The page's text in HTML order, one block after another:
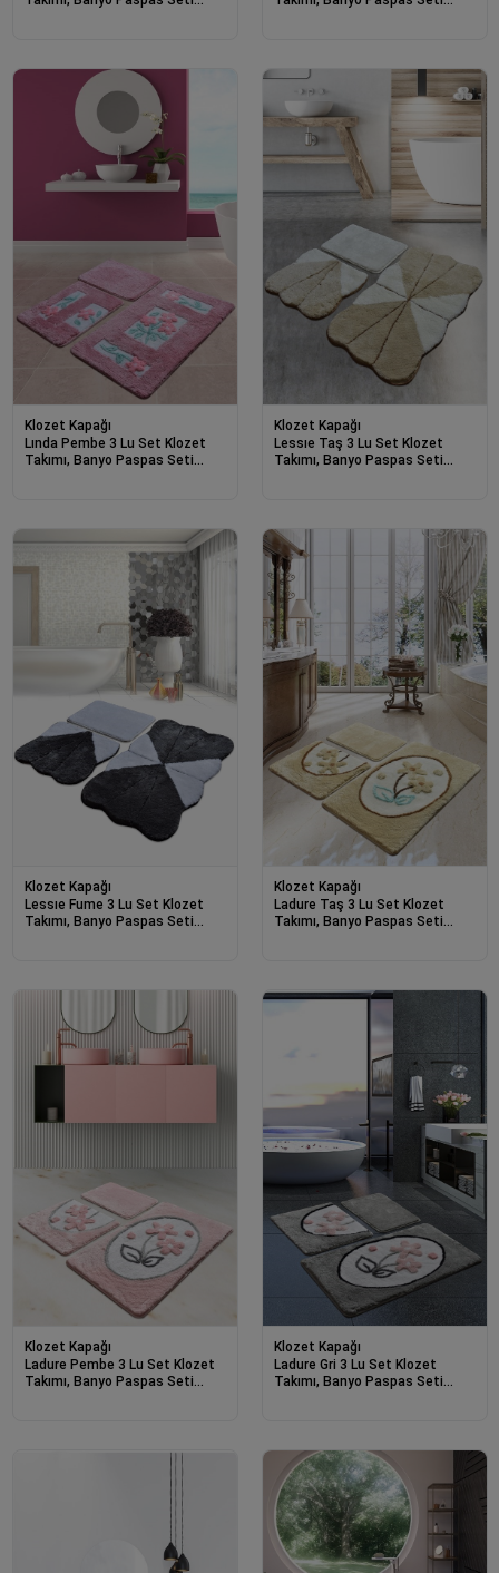
Klozet Kapağı
Lında Pembe 3 Lu Set Klozet
Takımı, Banyo Paspas Seti
Klozet Kapağı
Lessıe Taş 3 Lu Set Klozet
Takımı, Banyo Paspas Seti
Klozet Kapağı
Lessıe Fume 3 Lu Set Klozet
Takımı, Banyo Paspas Seti
Klozet Kapağı
Ladure Taş 3 Lu Set Klozet
Takımı, Banyo Paspas Seti
Klozet Kapağı
Ladure Pembe 3 Lu Set Klozet
Takımı, Banyo Paspas Seti
Klozet Kapağı
Ladure Gri 3 Lu Set Klozet
Takımı, Banyo Paspas Seti